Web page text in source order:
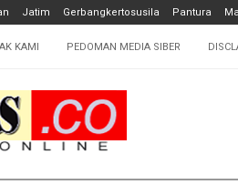
Jatim Gerbangkertosusila Pantura
KAMI PEDOMAN MEDIA SIBER